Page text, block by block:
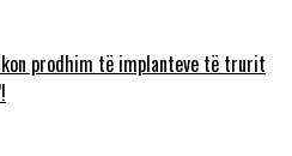
prodhim të implanteve të trurit